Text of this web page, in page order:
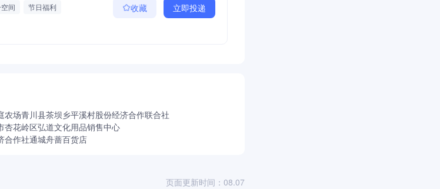
间
节日福利
收藏 立即投递
农场青川县茶坝乡平溪村股份经济合作联合社
杏花岭区弘道文化用品销售中心
合作社通城舟蔷百货店
页面更新时间：08.07